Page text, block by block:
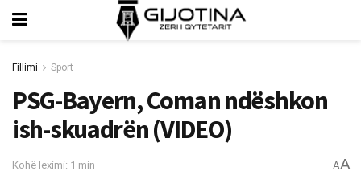
Fillimi Sport
PSG-Bayern, Coman ndëshkon
ish-skuadrën (VIDEO)
Kohë leximi: 1 min AA